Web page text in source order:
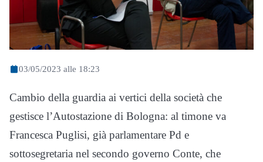
03/05/2023 alle 18:23
Cambio della guardia ai vertici della società che
gestisce l’Autostazione di Bologna: al timone va
Francesca Puglisi, già parlamentare Pd e
sottosegretaria nel secondo governo Conte, che